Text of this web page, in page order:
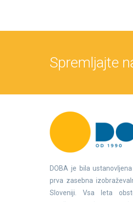
Spremljajte
DOBA je bila
prva zasebna
Sloveniji. Vsa leta